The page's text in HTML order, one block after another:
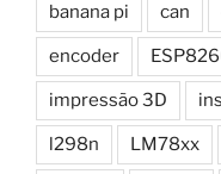
banana pi can
encoder
impressão 3D
l298n LM78xx